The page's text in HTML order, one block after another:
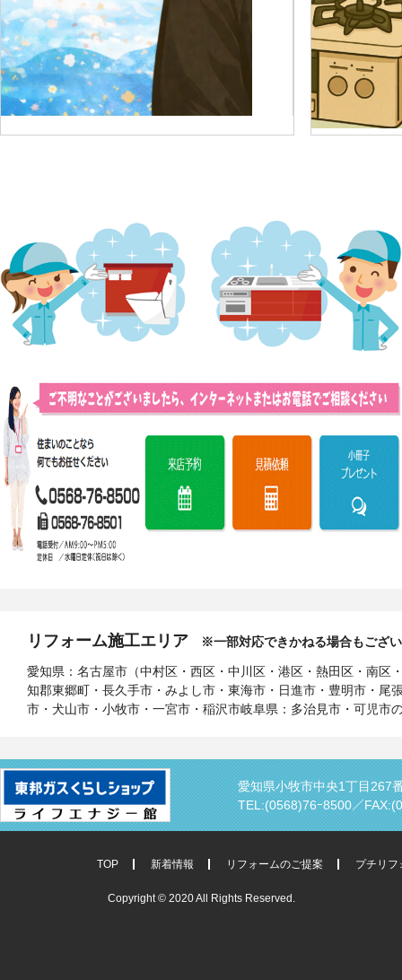
リフォーム施工エリア ※一部対応できかねる場合もござ
愛知県：名古屋市（中村区・西区・中川区・港区・熱田区・南
知郡東郷町・長久手市・みよし市・東海市・日進市・豊明市・
市・犬山市・小牧市・一宮市・稲沢市岐阜県：多治見市・可児市
愛知県小牧市中央1丁目267
TEL:(0568)76ｰ8500／
TOP 新着情報 リフォームのご提案 プチリフ
Copyright © 2020 All Rights Reserved.